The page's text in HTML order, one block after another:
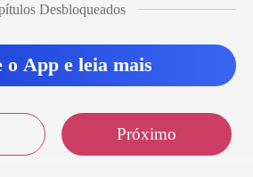
Desbloqueados
o App e leia mais
Próximo